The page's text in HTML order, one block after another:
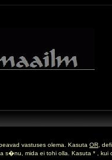
vastuses olema. Kasuta OR ,
s�nu, mida ei tohi olla. Kasuta * , kui